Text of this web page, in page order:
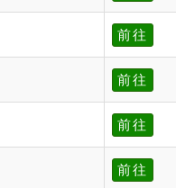
前往
前往
前往
前往